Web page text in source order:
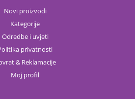
Novi proizvodi
Kategorije
Odredbe i uvjeti
privatnosti
& Reklamacije
Moj profil